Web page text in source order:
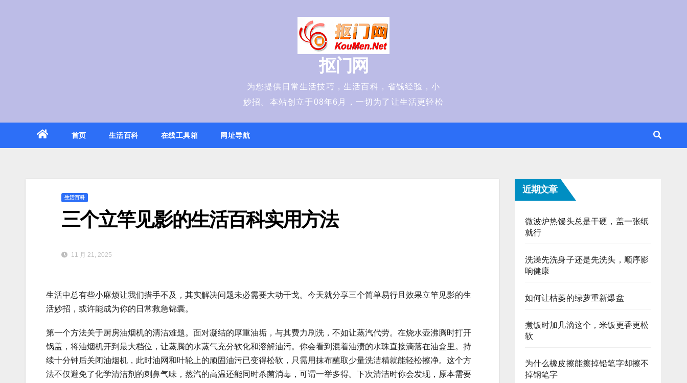
抠门网
为您提供日常生活技巧，生活百科，省钱经验，小
妙招。本站创立于08年6月，一切为了让生活更轻松
首页 生活百科 在线工具箱 网址导航
生活百科
三个立竿见影的生活百科实用方法
11 月 21, 2025
生活中总有些小麻烦让我们措手不及，其实解决问题未必需要大动干戈。今天就分享三个简单易行且效果立竿见影的生
活妙招，或许能成为你的日常救急锦囊。
第一个方法关于厨房油烟机的清洁难题。面对凝结的厚重油垢，与其费力刷洗，不如让蒸汽代劳。在烧水壶沸腾时打开
锅盖，将油烟机开到最大档位，让蒸腾的水蒸气充分软化和溶解油污。你会看到混着油渍的水珠直接滴落在油盒里。持
续十分钟后关闭油烟机，此时油网和叶轮上的顽固油污已变得松软，只需用抹布蘸取少量洗洁精就能轻松擦净。这个方
法不仅避免了化学清洁剂的刺鼻气味，蒸汽的高温还能同时杀菌消毒，可谓一举多得。下次清洁时你会发现，原本需要
近期文章
微波炉热馒头总是干硬，盖一张纸
就行
洗澡先洗身子还是先洗头，顺序影
响健康
如何让枯萎的绿萝重新爆盆
煮饭时加几滴这个，米饭更香更松
软
为什么橡皮擦能擦掉铅笔字却擦不
掉钢笔字